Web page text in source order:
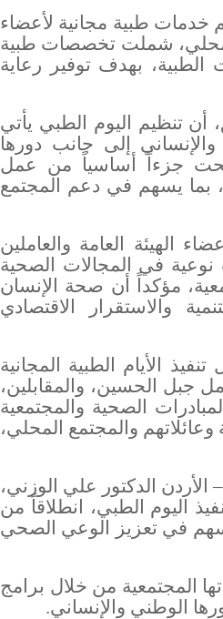
خدمات طبية مجانية لأعضاء
المحلي، شملت تخصصات طبية
بهدف توفير رعاية
أن تنظيم اليوم الطبي يأتي
إلى جانب دورها
جزءاً أساسياً من عمل
بما يسهم في دعم المجتمع
الهيئة العامة والعاملين
نوعية في المجالات الصحية
مؤكداً أن صحة الإنسان
والاستقرار الاقتصادي
الأيام الطبية المجانية
جبل الحسين، والمقابلين،
الصحية والمجتمعية
والمجتمع المحلي،
الأردن الدكتور علي الوزني،
اليوم الطبي، انطلاقاً من
تسهم في تعزيز الوعي الصحي
المجتمعية من خلال برامج
الوطني والإنساني.